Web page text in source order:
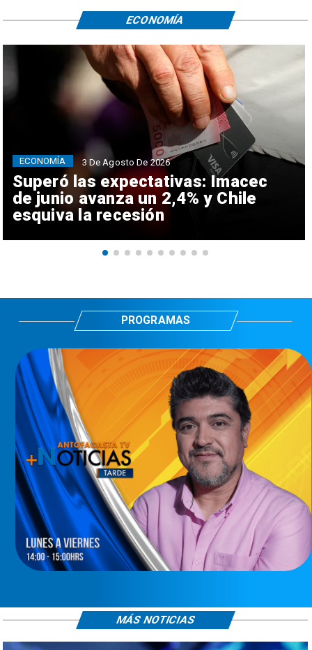
Superó las expectativas: Imacec
de junio avanza un 2,4% y Chile
esquiva la recesión
ECONOMÍA 3 De Agosto De 2026
ECONOMÍA
PROGRAMAS
MÁS NOTICIAS